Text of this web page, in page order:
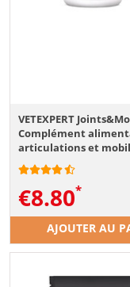
VETEXPERT
Complément
articulations et
pour chiens et chats -
comprimés
€8.80
AJOUTER AU